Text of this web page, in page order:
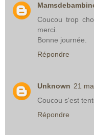
Coucou trop
merci.
Bonne journée.
Répondre
Unknown 21
Coucou s'est
Répondre